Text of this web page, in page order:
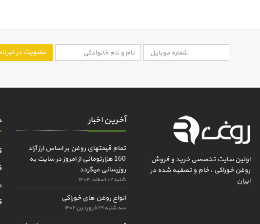
عضویت در
اولین سایت تخصصی خرید و فروش
روغن خوراکی ، خام و تصفیه شده در
ایران
آخرین اخبار
تمام قیمتهای روغن بر اساس ارز آزاد
160 هزارتومانی از امروز در سایت به
روزرسانی میگردد
شنبه ۰۲ اسفند ۱۴۰۴
انواع روغن های خوراکی
سه شنبه ۲۹ فروردین ۱۴۰۲